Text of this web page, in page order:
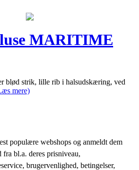
MARITIME
blød strik, lille rib i halsudskæring, ved
mere)
populære webshops og anmeldt dem
bl.a. deres prisniveau,
brugervenlighed, betingelser,